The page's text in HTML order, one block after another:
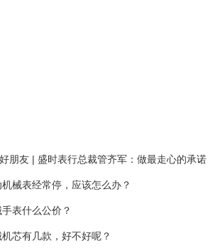
朋友 | 盛时表行总裁管齐军：做最走心的承诺
械表经常停，应该怎么办？
表什么公价？
芯有几款，好不好呢？